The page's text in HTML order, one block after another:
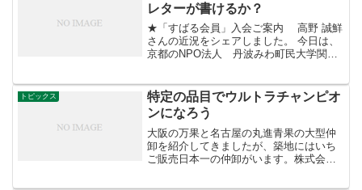
レターが書けるか？
★「すばる会員」入会ご案内 高野 誠鮮
さんの近況をシェアしました。 今日は、
京都のNPO法人 丹波みわ町民大学関係
ホテルです) 抱えている課題は同じで
す。 地域を...
トピックス
特定の品目でウルトラチャンピオ
ンになろう
大阪の万果と名古屋の丸進青果の大型仲
卸を紹介してきましたが、築地にはいち
ご販売日本一の仲卸がいます。株式会社